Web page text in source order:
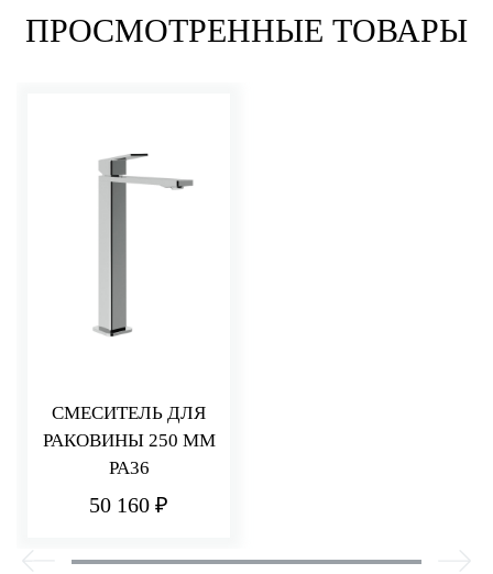
ПРОСМОТРЕННЫЕ ТОВАРЫ
СМЕСИТЕЛЬ ДЛЯ
РАКОВИНЫ 250 ММ
PA36
50 160 ₽